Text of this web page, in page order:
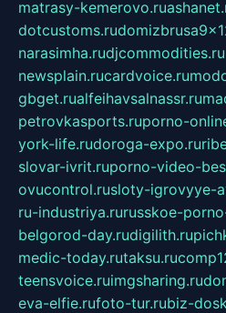
matrasy-kemerovo.ru
dotcustoms.ru
narasimha.rudjcommodities.ru
newsplain.rucardvoice.ru
gbget.rualfeihavsalnassr.ru
petrovkasports.ruporno-
york-life.rudoroga-expo.ru
slovar-ivrit.ruporno-video-
ovucontrol.rusloty-igrovyye-
ru-industriya.rurusskoe-
belgorod-day.rudigilith.ru
medic-today.rutaksu.ru
teensvoice.ruimgsharing.ru
eva-elfie.rufoto-tur.rubiz-